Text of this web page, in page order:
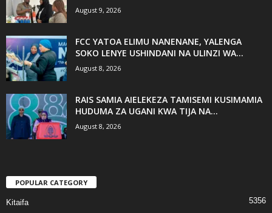
August 9, 2026
FCC YATOA ELIMU NANENANE, YALENGA
SOKO LENYE USHINDANI NA ULINZI WA...
August 8, 2026
RAIS SAMIA AIELEKEZA TAMISEMI KUSIMAMIA
HUDUMA ZA UGANI KWA TIJA NA...
August 8, 2026
POPULAR CATEGORY
Kitaifa 5356